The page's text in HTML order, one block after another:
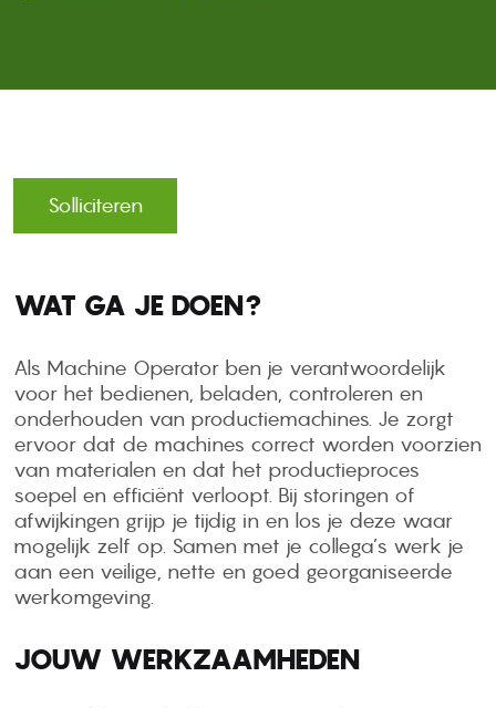
Solliciteren
WAT GA JE DOEN?
Als Machine Operator ben je verantwoordelijk
voor het bedienen, beladen, controleren en
onderhouden van productiemachines. Je zorgt
ervoor dat de machines correct worden voorzien
van materialen en dat het productieproces
soepel en efficiënt verloopt. Bij storingen of
afwijkingen grijp je tijdig in en los je deze waar
mogelijk zelf op. Samen met je collega’s werk je
aan een veilige, nette en goed georganiseerde
werkomgeving.
JOUW WERKZAAMHEDEN